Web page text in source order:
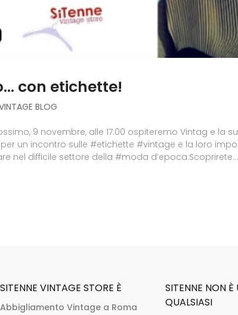
con etichette!
BLOG
9 novembre, alle 17.00 ospiteremo Vintag e la
un incontro sulle #etichette #vintage e la loro
nel difficile settore della #moda d’epoca.Scoprirete...
SITENNE VINTAGE STORE È
Abbigliamento Vintage a Roma
SITENNE NON
QUALSIASI